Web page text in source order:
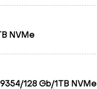
NVMe
128 Gb/1TB NVMe